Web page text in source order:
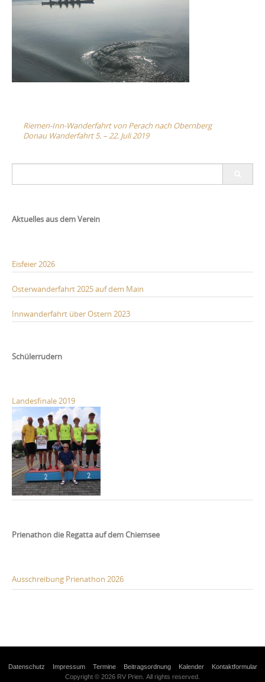
Post
navigation
Riemen-Inn-Wanderfahrt von Perach nach Obernberg
Donau Wanderfahrt 5. – 22. Juli 2019
Aktuelles aus dem Verein
Eisfeier 2026
Osterwanderfahrt 2025 auf dem Main
Innwanderfahrt über Ostern 2023
Schülerrudern
Landesfinale 2019
Prienathon die Regatta auf dem Chiemsee
Ausschreibung Prienathon 2026
Datenschutz Impressum Termine Beitragsordnung Kalender
Kontaktformular
Copyright © 2026 RV Prien. All rights reserved.